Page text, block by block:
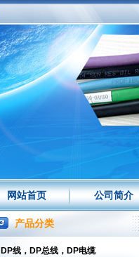
网站首页 公司简介
产品分类
DP线，DP总线，DP电缆